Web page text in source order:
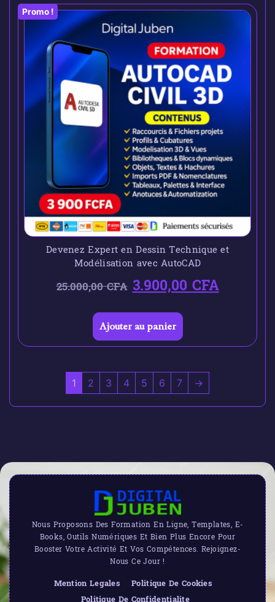
Promo !
Devenez Expert en Dessin Technique et
Modélisation avec AutoCAD
25.000,00CFA 3.900,00CFA
Ajouter au panier
1 2 3 4 5 6 7 →
Nous Proposons Des Formation En Ligne, Templates, E-
Books, Outils Numériques Et Bien Plus Encore Pour
Booster Votre Activité Et Vos Compétences. Rejoignez-
Nous Ce Jour !
Mention Legales
Politique De Cookies